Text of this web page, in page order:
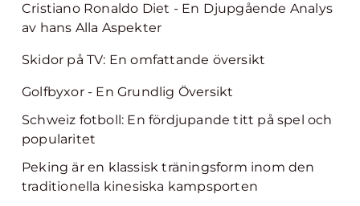
Cristiano Ronaldo Diet - En Djupgående Analys
av hans Alla Aspekter
Skidor på TV: En omfattande översikt
Golfbyxor - En Grundlig Översikt
Schweiz fotboll: En fördjupande titt på spel och
popularitet
Peking är en klassisk träningsform inom den
traditionella kinesiska kampsporten